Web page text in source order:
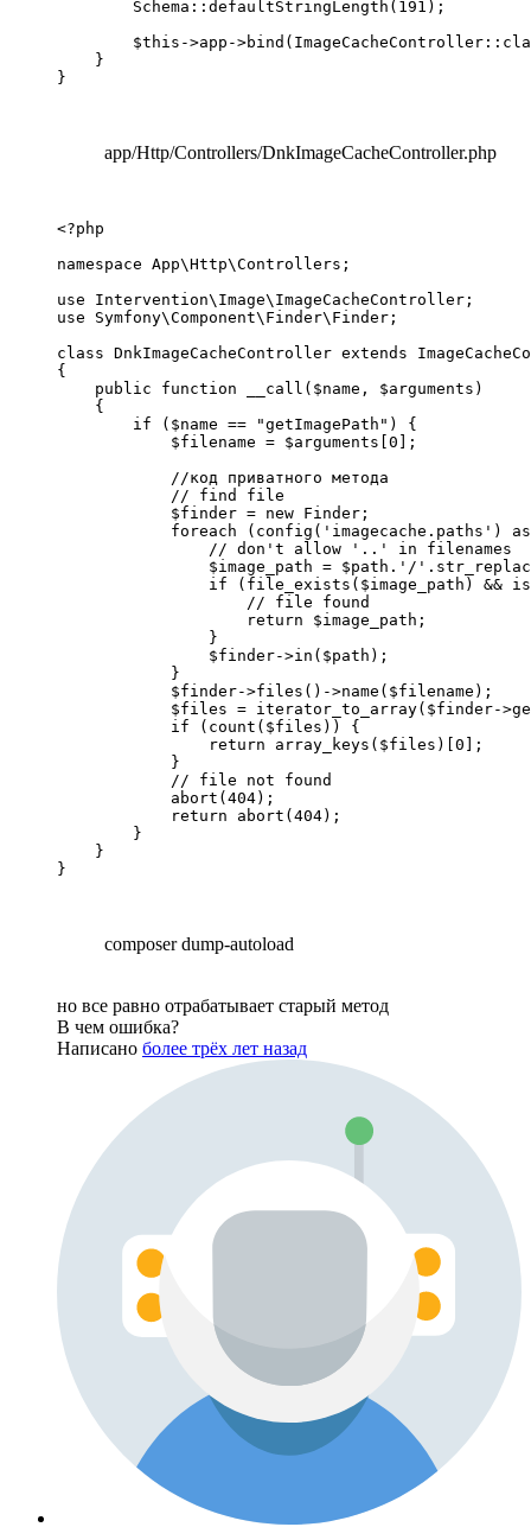
        Schema::defaultStringLength(191);
$this->app-
    }
}
app/Http/Controllers/DnkImageCacheController.php
<?php
namespace App\Http\Controllers;
use Intervention\Image\ImageCacheController;
use Symfony\Component\Finder\Finder;
class DnkImageCacheController extends
{
    public function __call($name, $arguments)
    {
        if ($name == "getImagePath") {
            $filename = $arguments[0];
            //код приватного метода
            // find file
            $finder = new Finder;
foreach (config('imagecache.paths')
                // don't allow '..' in filenames
$image_path = $path.'/
if (file_exists($image_path) &&
                    // file found
                    return $image_path;
                }
                $finder->in($path);
            }
            $finder->files()->name($filename);
$files = iterator_to_array($finder-
            if (count($files)) {
                return array_keys($files)[0];
            }
            // file not found
            abort(404);
            return abort(404);
        }
    }
}
composer dump-autoload
но все равно отрабатывает старый метод
В чем ошибка?
Написано более трёх лет назад